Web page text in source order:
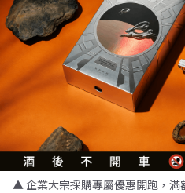
▲ 企業大宗採購專屬優惠開跑，滿